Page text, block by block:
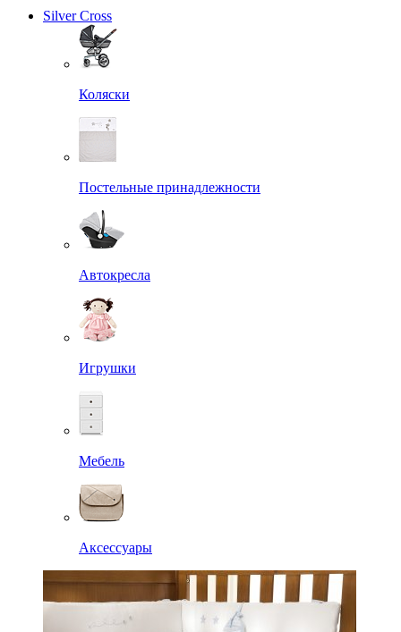
Silver Cross
Коляски
Постельные принадлежности
Автокресла
Игрушки
Мебель
Аксессуары